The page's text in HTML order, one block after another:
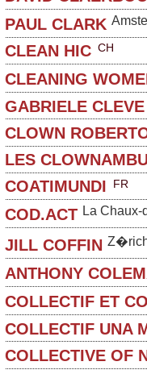
PAUL CLARK
CLEAN HIC CH
CLEANING
GABRIELE CLEVE
CLOWN
LES
COATIMUNDI
FR
COD.ACT La Chaux-
JILL COFFIN
ANTHONY
COLLECTIF ET
COLLECTIF UNA
COLLECTIVE OF